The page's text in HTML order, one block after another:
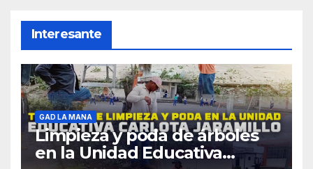
Interesante
GAD LA MANA
Limpieza y poda de árboles
en la Unidad Educativa